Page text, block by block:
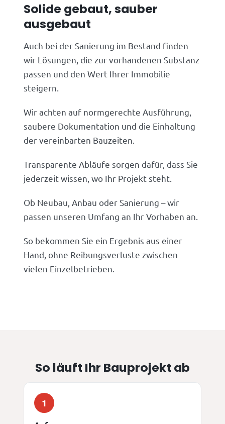
Solide gebaut, sauber
ausgebaut
Auch bei der Sanierung im Bestand finden
wir Lösungen, die zur vorhandenen Substanz
passen und den Wert Ihrer Immobilie
steigern.
Wir achten auf normgerechte Ausführung,
saubere Dokumentation und die Einhaltung
der vereinbarten Bauzeiten.
Transparente Abläufe sorgen dafür, dass Sie
jederzeit wissen, wo Ihr Projekt steht.
Ob Neubau, Anbau oder Sanierung – wir
passen unseren Umfang an Ihr Vorhaben an.
So bekommen Sie ein Ergebnis aus einer
Hand, ohne Reibungsverluste zwischen
vielen Einzelbetrieben.
So läuft Ihr Bauprojekt ab
1